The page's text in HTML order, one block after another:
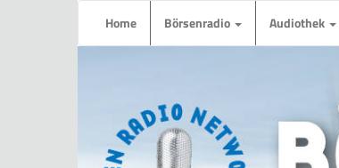
Home Börsenradio Audiothek